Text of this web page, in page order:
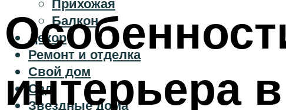
Прихожая
Балкон
Декор
Ремонт и отделка
Свой дом
Сад
Звездные дома
интерьера